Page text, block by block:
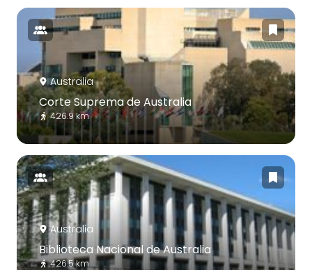
Australia
Corte Suprema de Australia
426.9 km
Australia
Biblioteca Nacional de Australia
426.5 km